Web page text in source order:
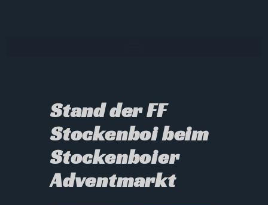
Stand der FF
Stockenboi beim
Stockenboier
Adventmarkt